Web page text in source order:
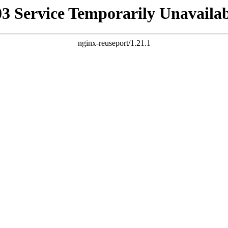
Service Temporarily
nginx-reuseport/1.21.1